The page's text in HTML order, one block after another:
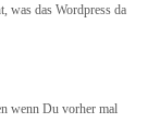
was das Wordpress da
wenn Du vorher mal